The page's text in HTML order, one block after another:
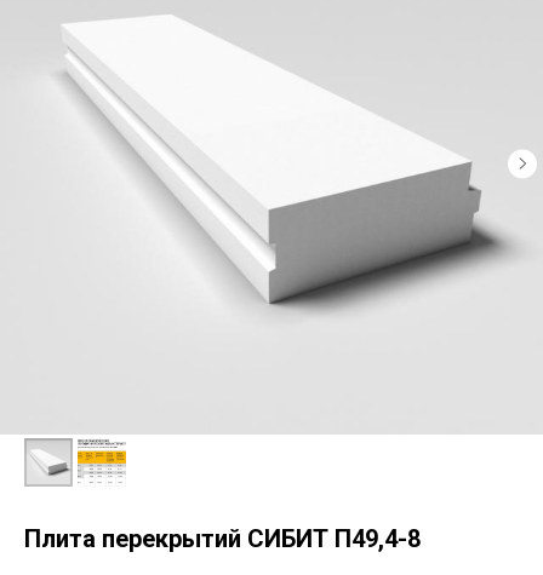
Плита перекрытий СИБИТ П49,4-8